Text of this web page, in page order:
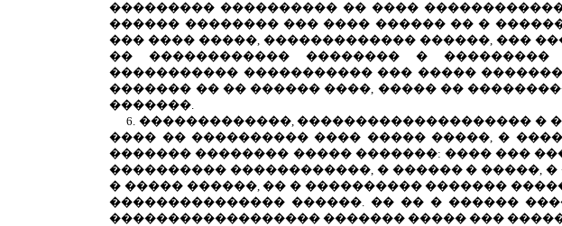
��������� ���������� �� ����
������ �������� ��� ���� ������ �� �
��� ���� �����, ������������� ������, ���
�� ������������ �������� � ���������
����������� ����������� ��� �����
������� �� �� ������ ����, ����� ��
�������.
6. �������������, �������������������� �
���� �� ���������� ���� ����� �����, �
������� �������� ����� �������: ���� ���
���������� ������������, � ������ � �����,
� ����� ������, �� � ���������� �������
��������������� ������. �� �� � ������
������������������ ������� ����� ���